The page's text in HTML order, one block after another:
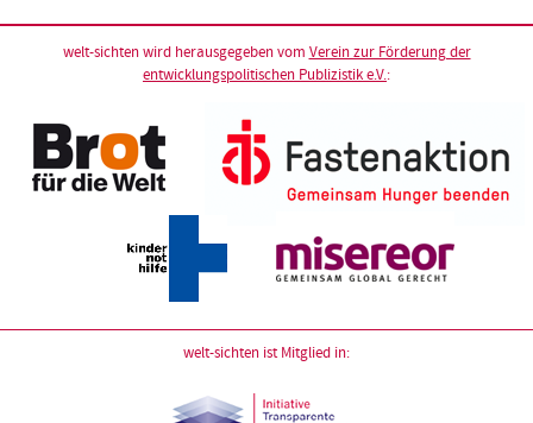
welt-sichten wird herausgegeben vom Verein zur Förderung der
entwicklungspolitischen Publizistik e.V.:
welt-sichten ist Mitglied in: